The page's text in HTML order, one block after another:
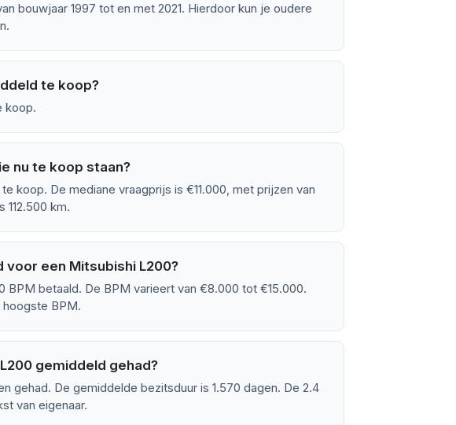
bouwjaar 1997 tot en met 2021. Hierdoor kun je oudere
te koop?
koop.
nu te koop staan?
koop. De mediane vraagprijs is €11.000, met prijzen van
km.
voor een Mitsubishi L200?
BPM betaald. De BPM varieert van €8.000 tot €15.000.
BPM.
gemiddeld gehad?
gehad. De gemiddelde bezitsduur is 1.570 dagen. De 2.4
van eigenaar.